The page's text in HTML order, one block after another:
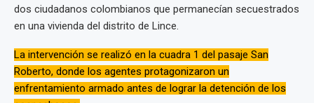
dos ciudadanos colombianos que permanecían secuestrados
en una vivienda del distrito de Lince.
La intervención se realizó en la cuadra 1 del pasaje San
Roberto, donde los agentes protagonizaron un
enfrentamiento armado antes de lograr la detención de los